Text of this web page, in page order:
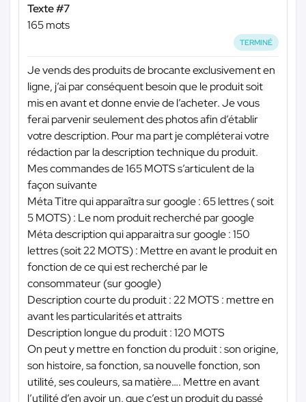
Texte #7
165 mots
TERMINÉ
Je vends des produits de brocante exclusivement en
ligne, j’ai par conséquent besoin que le produit soit
mis en avant et donne envie de l’acheter. Je vous
ferai parvenir seulement des photos afin d’établir
votre description. Pour ma part je compléterai votre
rédaction par la description technique du produit.
Mes commandes de 165 MOTS s’articulent de la
façon suivante
Méta Titre qui apparaîtra sur google : 65 lettres ( soit
5 MOTS) : Le nom produit recherché par google
Méta description qui apparaitra sur google : 150
lettres (soit 22 MOTS) : Mettre en avant le produit en
fonction de ce qui est recherché par le
consommateur (sur google)
Description courte du produit : 22 MOTS : mettre en
avant les particularités et attraits
Description longue du produit : 120 MOTS
On peut y mettre en fonction du produit : son origine,
son histoire, sa fonction, sa nouvelle fonction, son
utilité, ses couleurs, sa matière…. Mettre en avant
l’utilité d’en avoir un, que c’est un produit du passé